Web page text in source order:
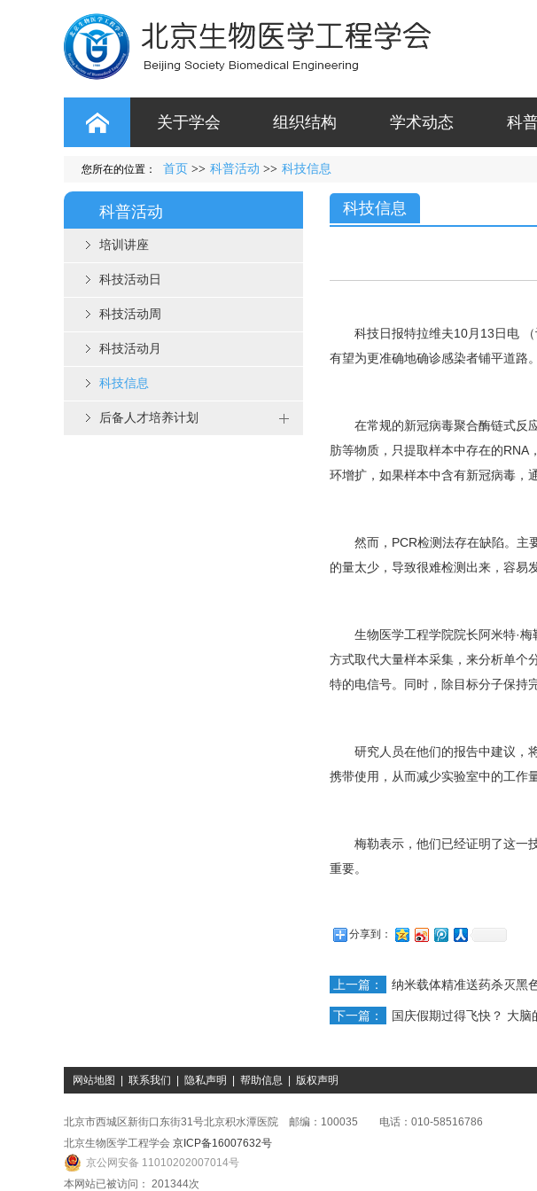
关于学会 组织结构 学术动态 科
您所在的位置： 首页 >> 科普活动 >> 科技信息
科普活动
培训讲座
科技活动日
科技活动周
科技活动月
科技信息
后备人才培养计划
科技信息
科技日报特拉维夫10月13日电 （
有望为更准确地确诊感染者铺平道路
在常规的新冠病毒聚合酶链式反应
肪等物质，只提取样本中存在的
环增扩，如果样本中含有新冠病毒，
然而，PCR检测法存在缺陷。主要
的量太少，导致很难检测出来，容易
生物医学工程学院院长阿米特·梅
方式取代大量样本采集，来分析单个
特的电信号。同时，除目标分子保持
研究人员在他们的报告中建议，将
携带使用，从而减少实验室中的工作量
梅勒表示，他们已经证明了这一技
重要。
分享到：
上一篇： 纳米载体精准送药杀灭黑
下一篇： 国庆假期过得飞快？ 大
网站地图 联系我们 隐私声明 帮助信息 版权声明
北京市西城区新街口东街31号北京积水潭医院 邮编：100035 电话：010-58516786
北京生物医学工程学会 京ICP备16007632号
京公网安备 11010202007014号
本网站已被访问： 201344次